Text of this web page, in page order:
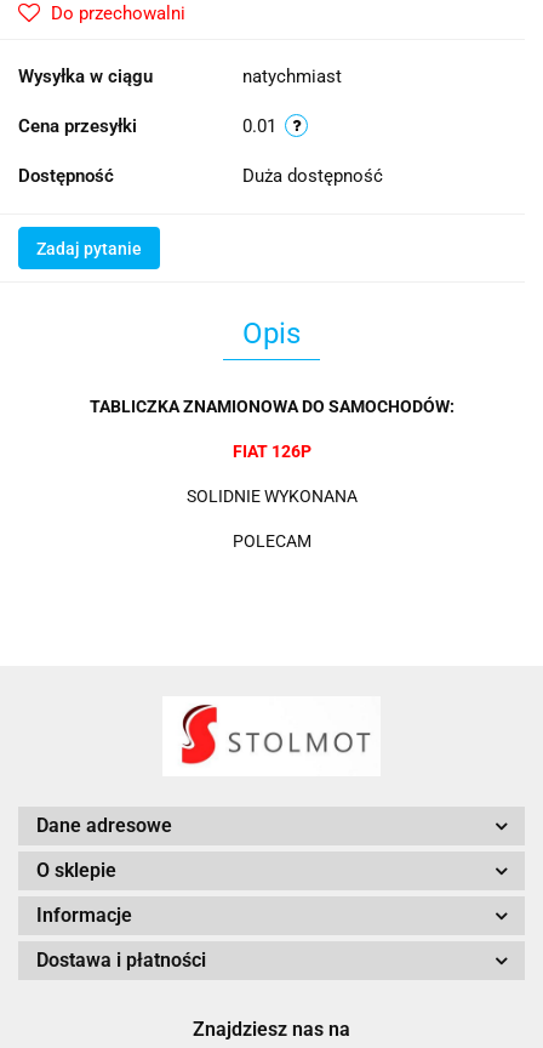
Do przechowalni
Wysyłka w ciągu natychmiast
Cena przesyłki 0.01
Dostępność Duża dostępność
Zadaj pytanie
Opis
TABLICZKA ZNAMIONOWA DO SAMOCHODÓW:
FIAT 126P
SOLIDNIE WYKONANA
POLECAM
Dane adresowe
O sklepie
Informacje
Dostawa i płatności
Znajdziesz nas na